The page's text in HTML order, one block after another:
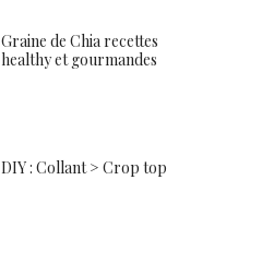
Graine de Chia recettes
healthy et gourmandes
DIY : Collant > Crop top